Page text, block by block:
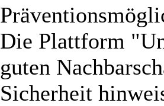
Die Plattform
guten
Sicherheit